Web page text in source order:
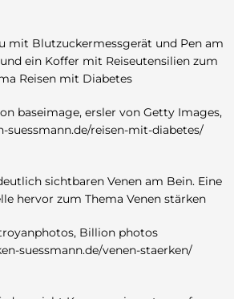
baseimage, ersler von Getty Images,
suessmann.de/reisen-mit-diabetes/
Billion photos
suessmann.de/venen-staerken/